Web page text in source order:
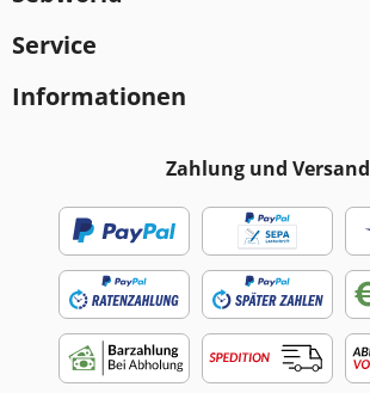
Service
Informationen
Zahlung und Versand